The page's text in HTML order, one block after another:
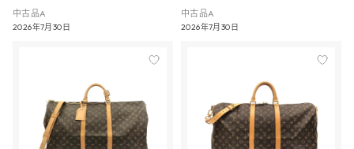
中古品A
2026年7月30日
中古品A
2026年7月30日